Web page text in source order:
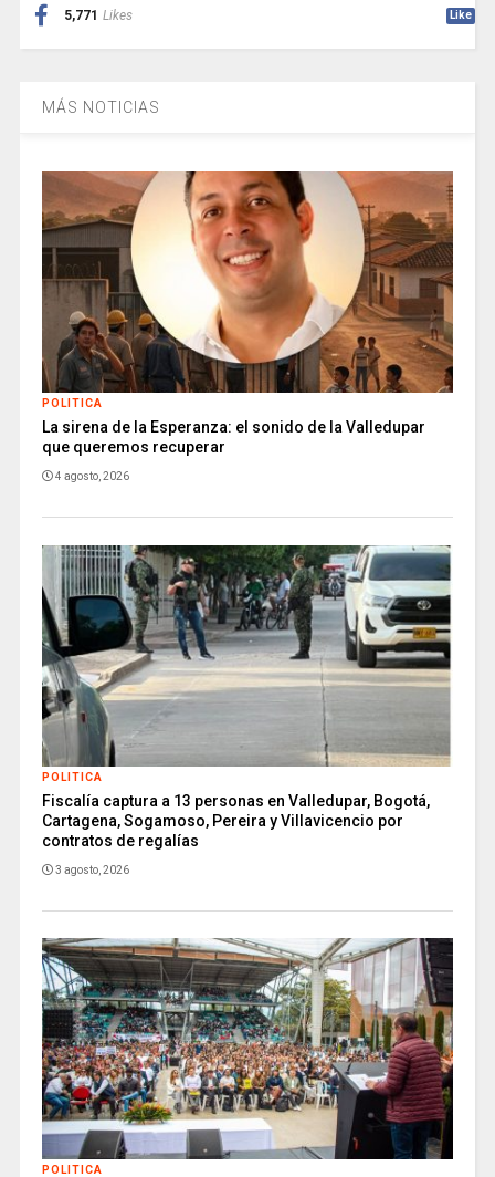
5,771 Likes Like
MÁS NOTICIAS
POLITICA
La sirena de la Esperanza: el sonido de la Valledupar
que queremos recuperar
4 agosto, 2026
POLITICA
Fiscalía captura a 13 personas en Valledupar, Bogotá,
Cartagena, Sogamoso, Pereira y Villavicencio por
contratos de regalías
3 agosto, 2026
POLITICA